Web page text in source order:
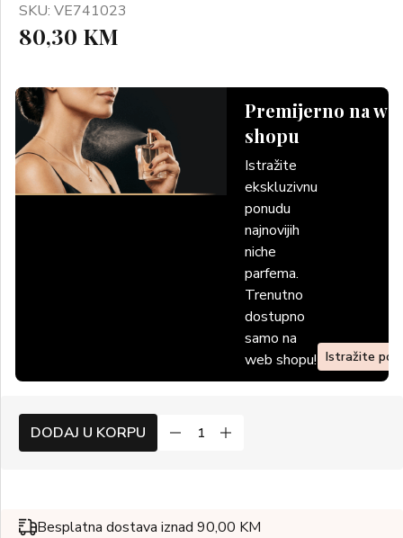
SKU: VE741023
80,30 KM
Premijerno na
shopu
Istražite
ekskluzivnu
ponudu
najnovijih
niche
parfema.
Trenutno
dostupno
samo na
web shopu! Istražite
DODAJ U KORPU
Besplatna dostava iznad 90,00 KM